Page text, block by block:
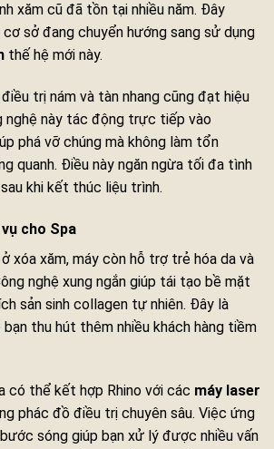
xăm cũ đã tồn tại nhiều năm. Đây
sở đang chuyển hướng sang sử dụng
thế hệ mới này.
trị nám và tàn nhang cũng đạt hiệu
nghệ này tác động trực tiếp vào
phá vỡ chúng mà không làm tổn
quanh. Điều này ngăn ngừa tối đa tình
khi kết thúc liệu trình.
cho Spa
xóa xăm, máy còn hỗ trợ trẻ hóa da và
nghệ xung ngắn giúp tái tạo bề mặt
sản sinh collagen tự nhiên. Đây là
thu hút thêm nhiều khách hàng tiềm
có thể kết hợp Rhino với các máy laser
phác đồ điều trị chuyên sâu. Việc ứng
sóng giúp bạn xử lý được nhiều vấn